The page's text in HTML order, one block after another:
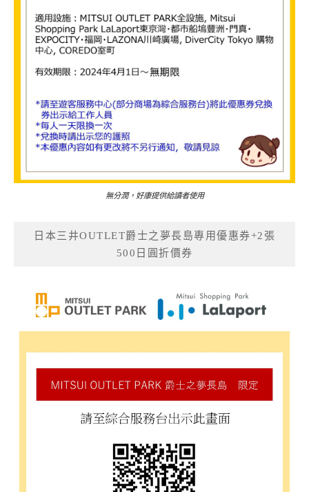
無分潤，好康提供給讀者使用
日本三井OUTLET爵士之夢長島專用優惠券+2張
500日圓折價券